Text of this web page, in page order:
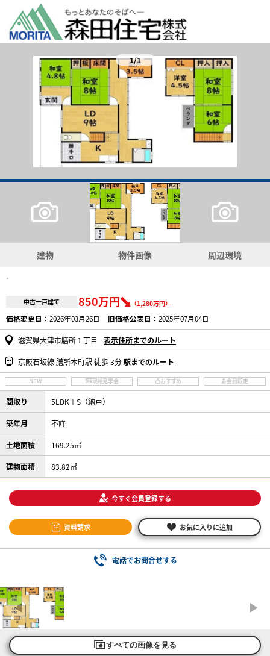
1/1
建物 物件画像 周辺環境
-
中古一戸建て 850万円 （1,280万円）
価格変更日： 2026年03月26日 旧価格公表日：2025年07月04日
滋賀県大津市膳所１丁目 表示住所までのルート
京阪石坂線 膳所本町駅 徒歩 3分駅までのルート
NEW 現地見学会 おすすめ 会員限定
間取り 5LDK＋S（納戸）
築年月 不詳
土地面積 169.25㎡
建物面積 83.82㎡
今すぐ会員登録する
資料請求 お気に入りに追加
電話でお問合せする
すべての画像を見る